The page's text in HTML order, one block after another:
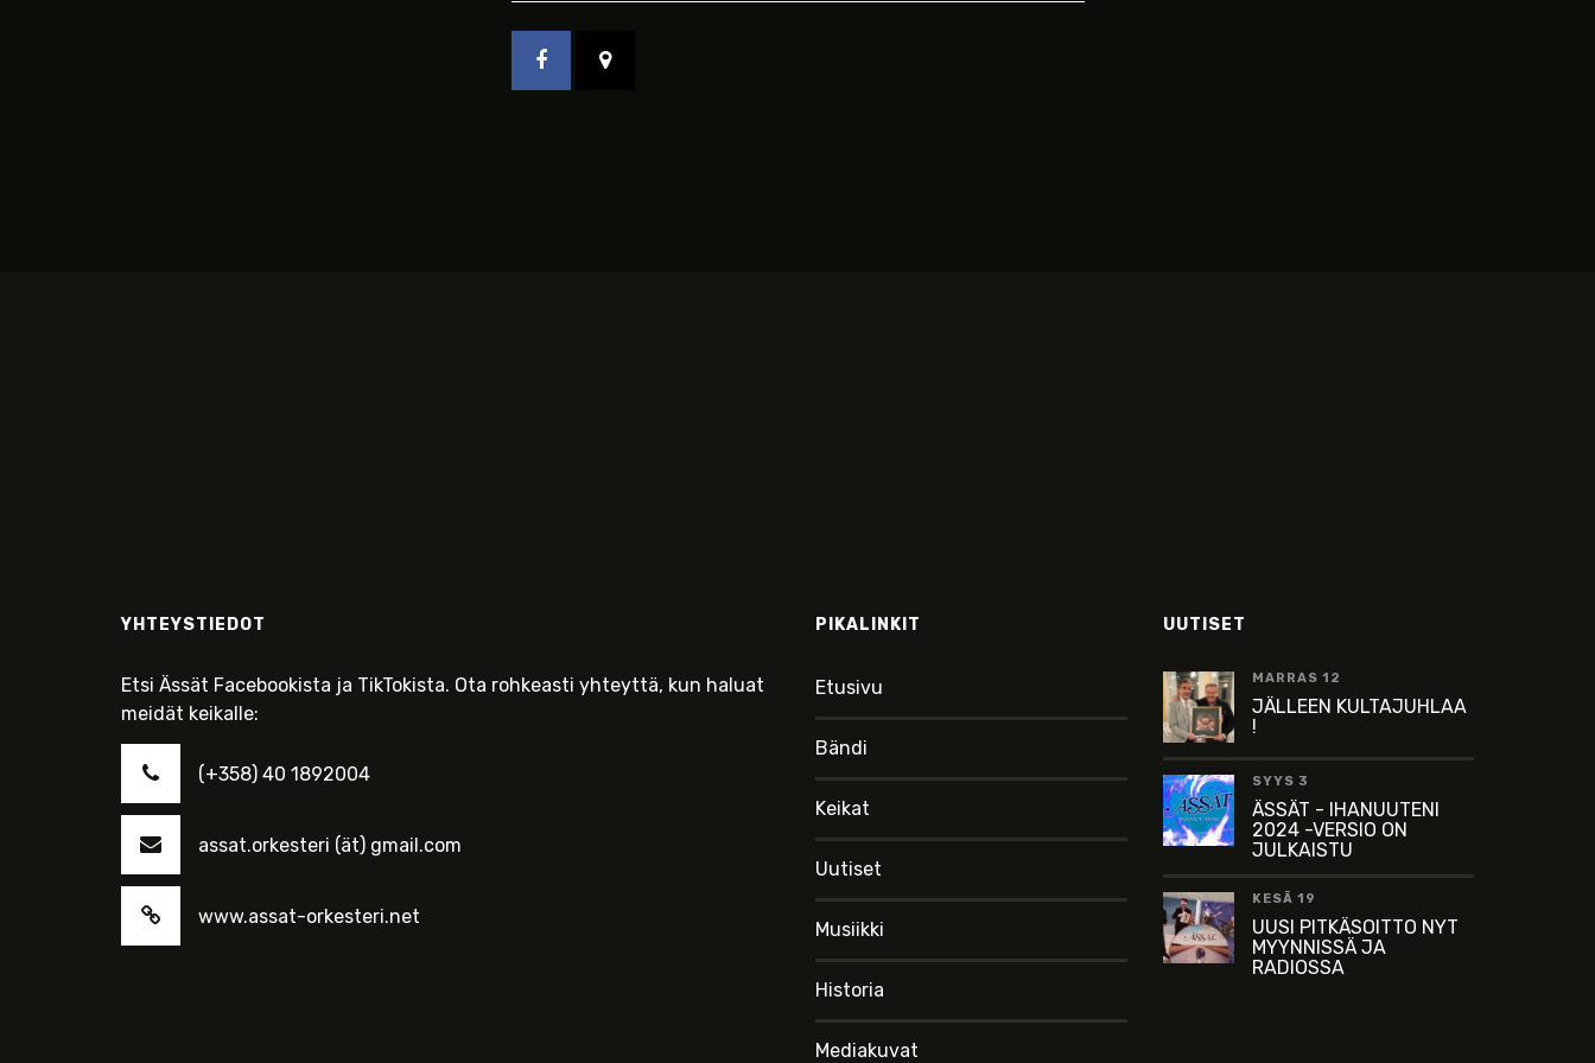
YHTEYSTIEDOT
Etsi Ässät Facebookista ja TikTokista. Ota rohkeasti yhteyttä, kun haluat
meidät keikalle:
(+358) 40 1892004
assat.orkesteri (ät) gmail.com
www.assat-orkesteri.net
PIKALINKIT
Etusivu
Bändi
Keikat
Uutiset
Musiikki
Historia
Mediakuvat
UUTISET
MARRAS 12
JÄLLEEN KULTAJUHLAA
!
SYYS 3
ÄSSÄT - IHANUUTENI
2024 -VERSIO ON
JULKAISTU
KESÄ 19
UUSI PITKÄSOITTO NYT
MYYNNISSÄ JA
RADIOSSA